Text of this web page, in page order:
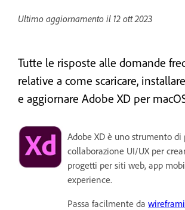
Ultimo aggiornamento il 12 ott 2023
Tutte le risposte alle domande
relative a come scaricare,
e aggiornare Adobe XD per
Adobe XD è uno strumento di
collaborazione UI/UX per
progetti per siti web, app
experience.
Passa facilmente da